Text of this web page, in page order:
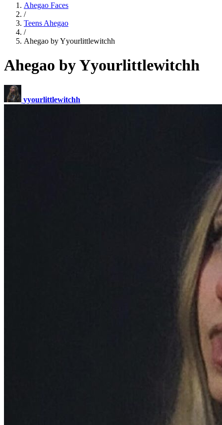
Ahegao Faces
/
Teens Ahegao
/
Ahegao by Yyourlittlewitchh
Ahegao by Yyourlittlewitchh
yyourlittlewitchh